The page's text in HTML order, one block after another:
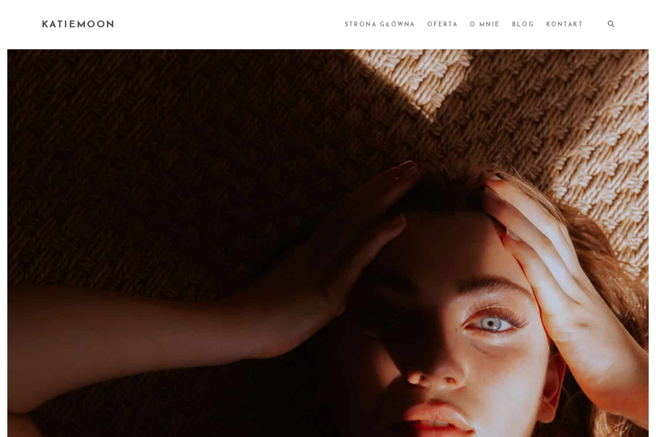
KATIEMOON STRONA GŁÓWNA OFERTA O MNIE BLOG KONTAKT